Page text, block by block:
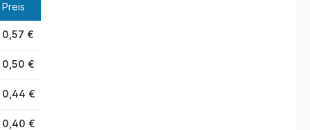
Preis
0,57 €
0,50 €
0,44 €
0,40 €